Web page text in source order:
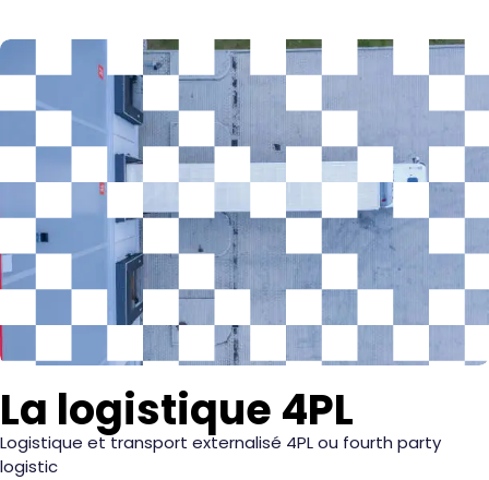
La logistique 4PL
Logistique et transport externalisé 4PL ou fourth party
logistic